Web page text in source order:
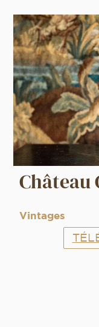
Château
Vintages